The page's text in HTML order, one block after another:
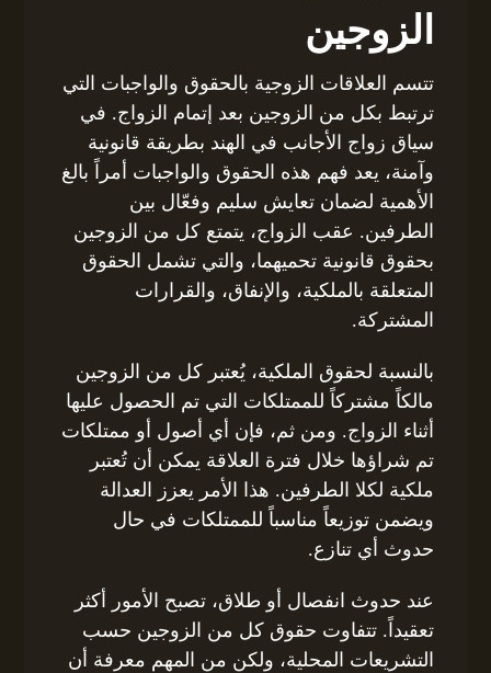
الزوجين
تتسم العلاقات الزوجية بالحقوق والواجبات التي
ترتبط بكل من الزوجين بعد إتمام الزواج. في
سياق زواج الأجانب في الهند بطريقة قانونية
وآمنة، يعد فهم هذه الحقوق والواجبات أمراً بالغ
الأهمية لضمان تعايش سليم وفعّال بين
الطرفين. عقب الزواج، يتمتع كل من الزوجين
بحقوق قانونية تحميهما، والتي تشمل الحقوق
المتعلقة بالملكية، والإنفاق، والقرارات
المشتركة.
بالنسبة لحقوق الملكية، يُعتبر كل من الزوجين
مالكاً مشتركاً للممتلكات التي تم الحصول عليها
أثناء الزواج. ومن ثم، فإن أي أصول أو ممتلكات
تم شراؤها خلال فترة العلاقة يمكن أن تُعتبر
ملكية لكلا الطرفين. هذا الأمر يعزز العدالة
ويضمن توزيعاً مناسباً للممتلكات في حال
حدوث أي تنازع.
عند حدوث انفصال أو طلاق، تصبح الأمور أكثر
تعقيداً. تتفاوت حقوق كل من الزوجين حسب
التشريعات المحلية، ولكن من المهم معرفة أن